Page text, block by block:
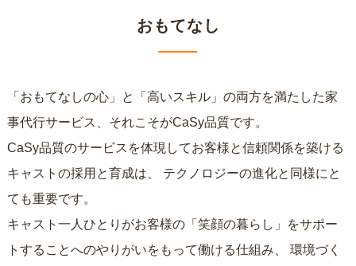
おもてなし
「おもてなしの心」と「高いスキル」の両方を満たした家
事代行サービス、それこそがCaSy品質です。
CaSy品質のサービスを体現してお客様と信頼関係を築ける
キャストの採用と育成は、
ても重要です。
キャスト一人ひとりがお客様の「笑顔の暮らし」をサポー
トすることへのやりがいをもって働ける仕組み、